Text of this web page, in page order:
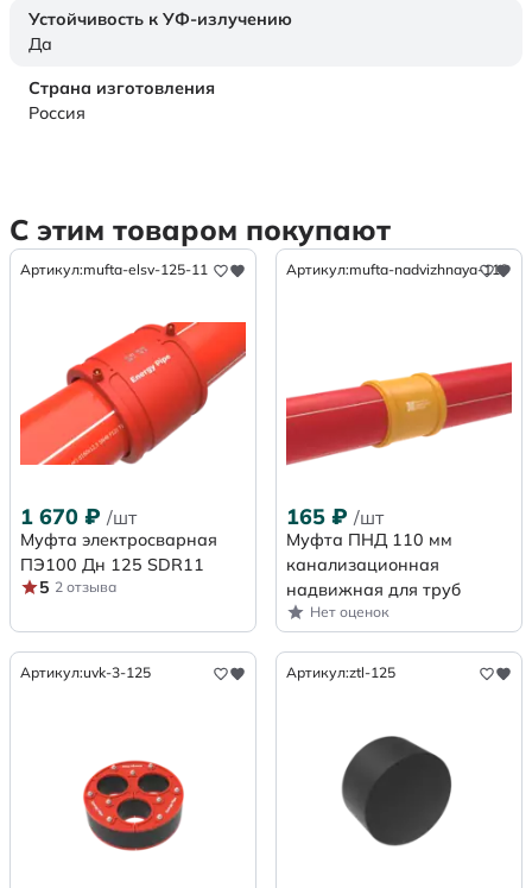
Устойчивость к УФ-излучению
Да
Страна изготовления
Россия
С этим товаром покупают
Артикул:mufta-elsv-125-11
1 670 ₽ /шт
Муфта электросварная
ПЭ100 Дн 125 SDR11
5 2 отзыва
Артикул:mufta-nadvizhnaya-110
165 ₽ /шт
Муфта ПНД 110 мм
канализационная
надвижная для труб
Нет оценок
Артикул:uvk-3-125 Артикул:ztl-125